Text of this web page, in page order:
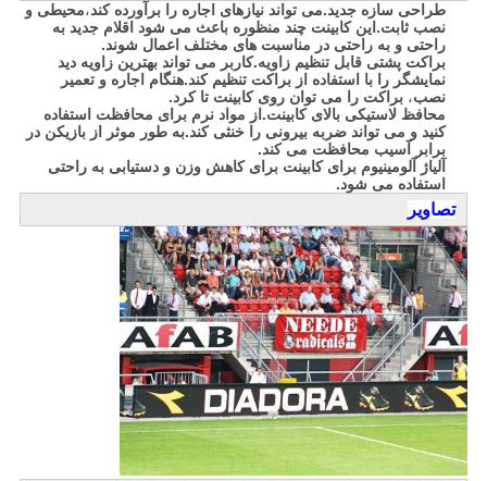
طراحی سازه جدید.می تواند نیازهای اجاره را برآورده کند،محیطی و
نصب ثابت.این کابینت چند منظوره باعث می شود اقلام جدید به
راحتی و به راحتی در مناسبت های مختلف اعمال شوند.
براکت پشتی قابل تنظیم زاویه.کاربر می تواند بهترین زاویه دید
نمایشگر را با استفاده از براکت تنظیم کند.هنگام اجاره و تعمیر
نصب، براکت را می توان روی کابینت تا کرد.
محافظ لاستیکی بالای کابینت.از مواد نرم برای محافظت استفاده
کنید و می تواند ضربه بیرونی را خنثی کند.به طور موثر از بازیکن در
برابر آسیب محافظت می کند.
آلیاژ آلومینیوم برای کابینت برای کاهش وزن و دستیابی به راحتی
استفاده می شود.
تصاویر